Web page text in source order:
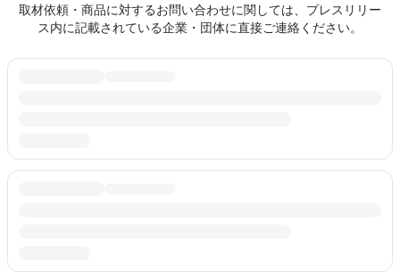
取材依頼・商品に対するお問い合わせに関しては、プレスリリー
ス内に記載されている企業・団体に直接ご連絡ください。